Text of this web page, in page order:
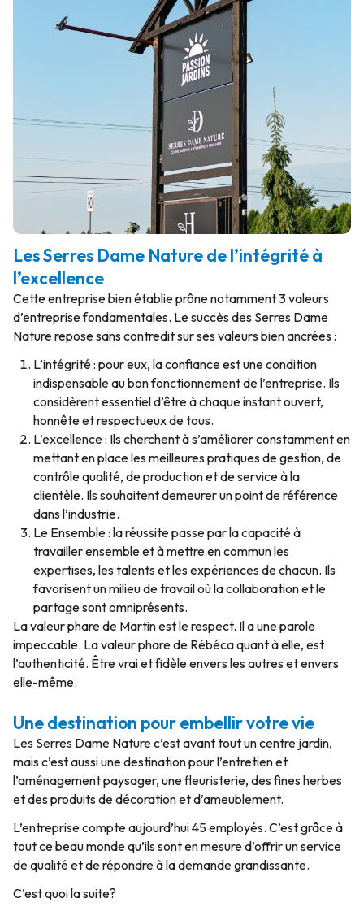
Les Serres Dame Nature de l’intégrité à
l’excellence
Cette entreprise bien établie prône notamment 3 valeurs
d’entreprise fondamentales. Le succès des Serres Dame
Nature repose sans contredit sur ses valeurs bien ancrées :
L’intégrité : pour eux, la confiance est une condition
indispensable au bon fonctionnement de l’entreprise. Ils
considèrent essentiel d’être à chaque instant ouvert,
honnête et respectueux de tous.
L’excellence : Ils cherchent à s’améliorer constamment en
mettant en place les meilleures pratiques de gestion, de
contrôle qualité, de production et de service à la
clientèle. Ils souhaitent demeurer un point de référence
dans l’industrie.
Le Ensemble : la réussite passe par la capacité à
travailler ensemble et à mettre en commun les
expertises, les talents et les expériences de chacun. Ils
favorisent un milieu de travail où la collaboration et le
partage sont omniprésents.
La valeur phare de Martin est le respect. Il a une parole
impeccable. La valeur phare de Rébéca quant à elle, est
l’authenticité. Être vrai et fidèle envers les autres et envers
elle-même.
Une destination pour embellir votre vie
Les Serres Dame Nature c’est avant tout un centre jardin,
mais c’est aussi une destination pour l’entretien et
l’aménagement paysager, une fleuristerie, des fines herbes
et des produits de décoration et d’ameublement.
L’entreprise compte aujourd’hui 45 employés. C’est grâce à
tout ce beau monde qu’ils sont en mesure d’offrir un service
de qualité et de répondre à la demande grandissante.
C’est quoi la suite?